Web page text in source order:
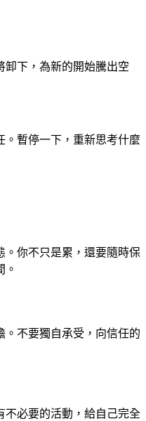
卸下，為新的開始騰出空
。暫停一下，重新思考什麼
。你不只是累，還要隨時保
。
。不要獨自承受，向信任的
不必要的活動，給自己完全